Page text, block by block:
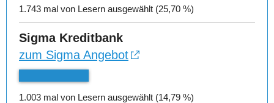
1.743 mal von Lesern ausgewählt (25,70 %)
Sigma Kreditbank
zum Sigma Angebot
1.003 mal von Lesern ausgewählt (14,79 %)